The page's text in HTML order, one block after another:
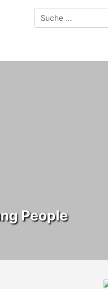
People